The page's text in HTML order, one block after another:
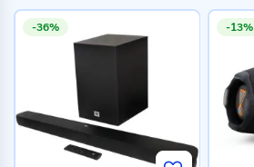
-36% -13%